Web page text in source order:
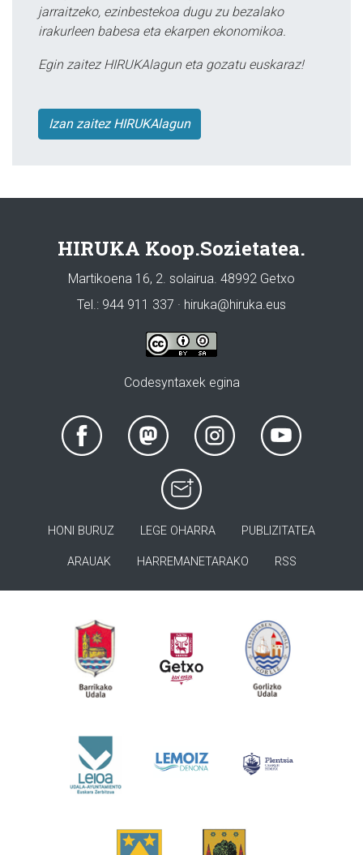
jarraitzeko, ezinbestekoa dugu zu bezalako
irakurleen babesa eta ekarpen ekonomikoa.
Egin zaitez HIRUKAlagun eta gozatu euskaraz!
Izan zaitez HIRUKAlagun
HIRUKA Koop.Sozietatea.
Martikoena 16, 2. solairua. 48992 Getxo
Tel.: 944 911 337 · hiruka@hiruka.eus
Codesyntaxek egina
HONI BURUZ LEGE OHARRA PUBLIZITATEA
ARAUAK HARREMANETARAKO RSS